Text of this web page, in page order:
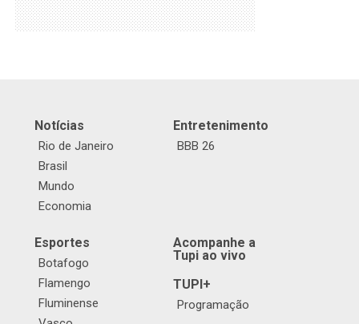
Notícias
Rio de Janeiro
Brasil
Mundo
Economia
Entretenimento
BBB 26
Esportes
Botafogo
Flamengo
Fluminense
Acompanhe a
Tupi ao vivo
TUPI+
Programação